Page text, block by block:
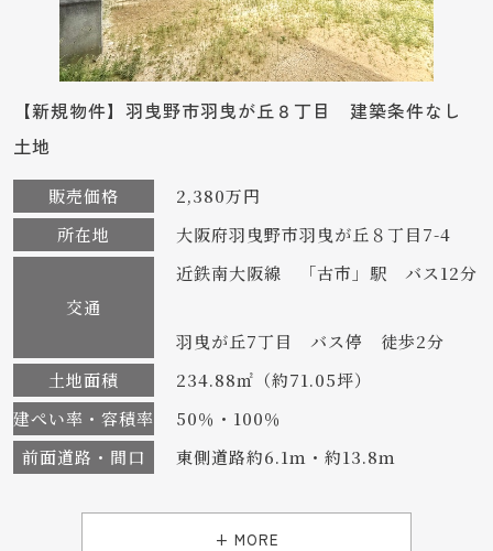
【新規物件】羽曳野市羽曳が丘８丁目 建築条件なし
土地
販売価格
2,380万円
所在地
大阪府羽曳野市羽曳が丘８丁目7-4
交通
近鉄南大阪線 「古市」駅 バス12分
羽曳が丘7丁目 バス停 徒歩2分
土地面積
234.88㎡（約71.05坪）
建ぺい率・容積率
50％・100％
前面道路・間口
東側道路約6.1ｍ・約13.8ｍ
+ MORE